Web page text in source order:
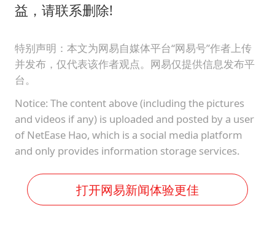
益，请联系删除!
特别声明：本文为网易自媒体平台“网易号”作者上传
并发布，仅代表该作者观点。网易仅提供信息发布平
台。
Notice: The content above (including the pictures
and videos if any) is uploaded and posted by a user
of NetEase Hao, which is a social media platform
and only provides information storage services.
打开网易新闻体验更佳